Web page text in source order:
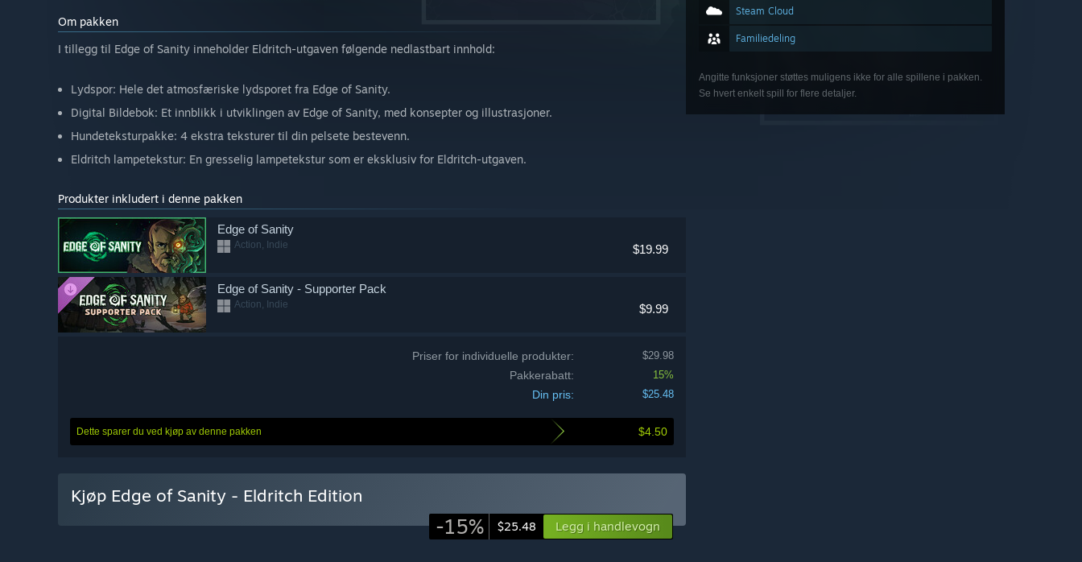
Om pakken
I tillegg til Edge of Sanity inneholder Eldritch-utgaven følgende nedlastbart innhold:
Lydspor: Hele det atmosfæriske lydsporet fra Edge of Sanity.
Digital Bildebok: Et innblikk i utviklingen av Edge of Sanity, med konsepter og illustrasjoner.
Hundeteksturpakke: 4 ekstra teksturer til din pelsete bestevenn.
Eldritch lampetekstur: En gresselig lampetekstur som er eksklusiv for Eldritch-utgaven.
Produkter inkludert i denne pakken
$19.99
Edge of Sanity
Action, Indie
$9.99
Edge of Sanity - Supporter Pack
Action, Indie
$29.98
Priser for individuelle produkter:
15%
Pakkerabatt:
$25.48
Din pris:
$4.50
Dette sparer du ved kjøp av denne pakken
Kjøp Edge of Sanity - Eldritch Edition
-15% $25.48 Legg i handlevogn
Steam Cloud
Familiedeling
Angitte funksjoner støttes muligens ikke for alle spillene i pakken.
Se hvert enkelt spill for flere detaljer.